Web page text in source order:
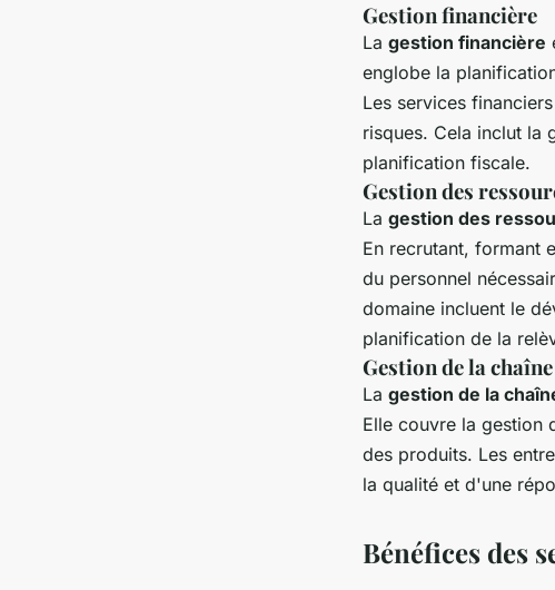
Gestion financière
La gestion financière
englobe la
Les services
risques. Cela inclut la
planification fiscale.
Gestion des
La gestion des
En recrutant, formant
du personnel
domaine incluent le
planification de la
Gestion de la
La gestion de la
Elle couvre la gestion
des produits. Les
la qualité et d'une
Bénéfices des